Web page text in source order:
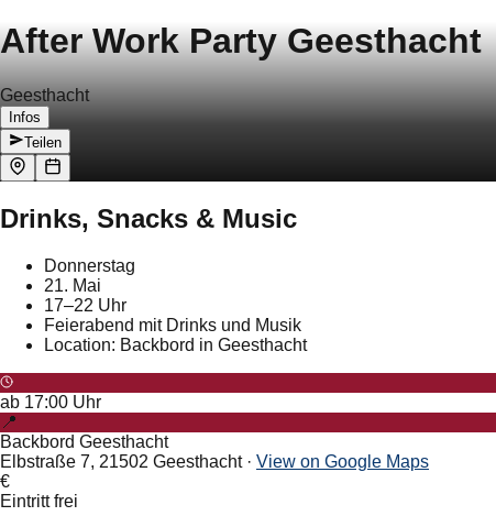
After Work Party Geesthacht
Geesthacht
Infos
Teilen
Drinks, Snacks & Music
Donnerstag
21. Mai
17–22 Uhr
Feierabend mit Drinks und Musik
Location: Backbord in Geesthacht
ab 17:00 Uhr
📍
Backbord Geesthacht
Elbstraße 7, 21502 Geesthacht· View on Google Maps
€
Eintritt frei